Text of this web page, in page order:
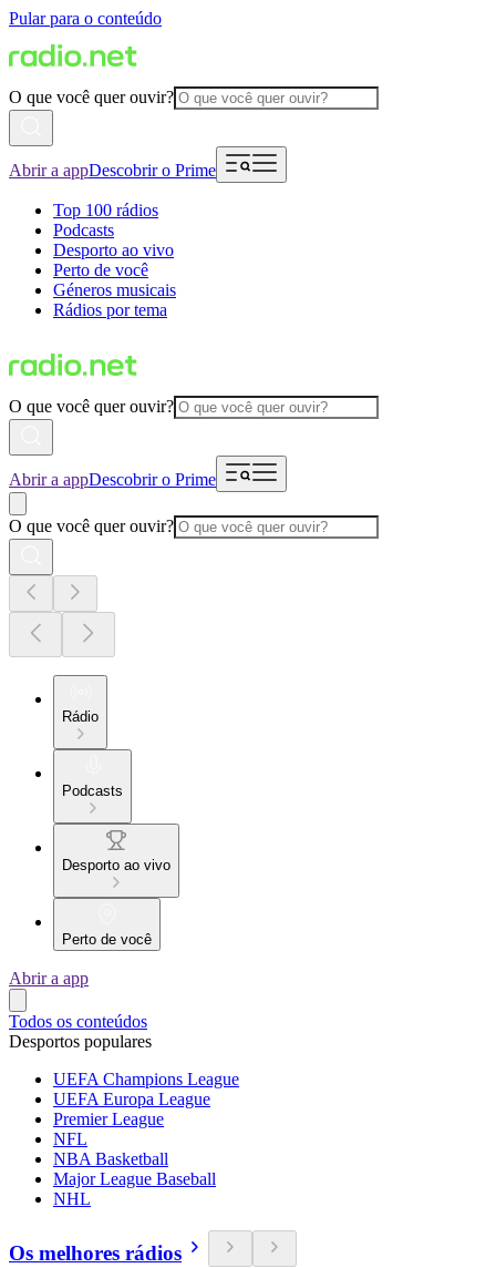
Pular para o conteúdo
O que você quer ouvir?
Abrir a appDescobrir o Prime
Top 100 rádios
Podcasts
Desporto ao vivo
Perto de você
Géneros musicais
Rádios por tema
O que você quer ouvir?
Abrir a appDescobrir o Prime
O que você quer ouvir?
Rádio
Podcasts
Desporto ao vivo
Perto de você
Abrir a app
Todos os conteúdos
Desportos populares
UEFA Champions League
UEFA Europa League
Premier League
NFL
NBA Basketball
Major League Baseball
NHL
Os melhores rádios